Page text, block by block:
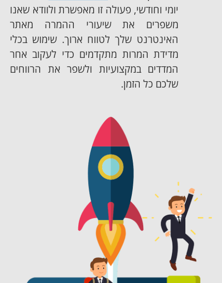
יומי וחודשי, פעולה זו מאפשרת ולוודא שאנו
משפרים את שיעורי ההמרה מאתר
האינטרנט שלך לטווח ארוך. שימוש בכלי
מדידת המרות מתקדמים כדי לעקוב אחר
המדדים במקצועיות ולשפר את הרווחים
שלכם כל הזמן.